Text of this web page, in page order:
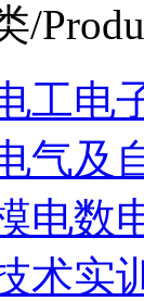
/
工电
气及
电数
术实